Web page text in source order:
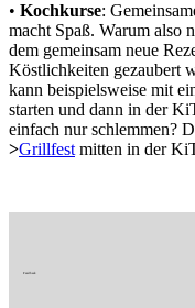
• Kochkurse:
macht Spaß. Warum also
dem gemeinsam neue
Köstlichkeiten gezaubert
kann beispielsweise mit
starten und dann in der
einfach nur schlemmen?
>Grillfest mitten in der
Feedback